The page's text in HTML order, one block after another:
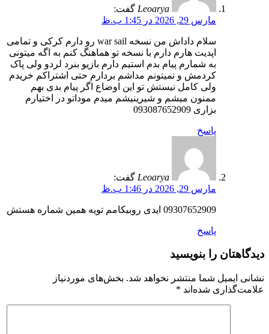
Leoarya گفت:
مارس 29, 2026 در 1:45 ب.ظ
سلام داداش من نسخه war sail رو دارم کرکی و تمامی
اپدیت هارم دارم با نسخه تو هماهنگ کنم به اگه میتونی
به شمارم پیام بدم استیم دارم بازیو بنرد لردو ولی پاک
کردمش و نمیتونم مداشم بردارم حتی اشتراکم خریدم
ولی کامل نیستش تو این اوضاع اگر پیام بدی بهم
ممنون میشم و شیرینیشم میدم موداتو در اختیارم
بزاری 093087652909
پاسخ
Leoarya گفت:
مارس 29, 2026 در 1:46 ب.ظ
09307652909 ایدی روبیکامم تویه همین شماره هستش
پاسخ
دیدگاهتان را بنویسید
نشانی ایمیل شما منتشر نخواهد شد. بخش‌های موردنیاز
علامت‌گذاری شده‌اند *